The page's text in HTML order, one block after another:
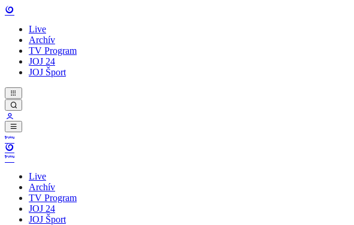
Live
Archív
TV Program
JOJ 24
JOJ Šport
Live
Archív
TV Program
JOJ 24
JOJ Šport